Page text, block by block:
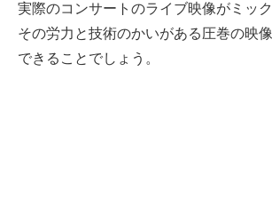
実際のコンサートのライブ映像がミッ
その労力と技術のかいがある圧巻の映
できることでしょう。